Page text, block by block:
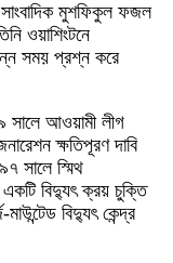
সাংবাদিক মুশফিকুল ফজল
ওয়াশিংটনে
সময় প্রশ্ন করে
আওয়ামী লীগ
ক্ষতিপূরণ দাবি
সালে স্মিথ
একটি বিদ্যুৎ ক্রয় চুক্তি
বিদ্যুৎ কেন্দ্র